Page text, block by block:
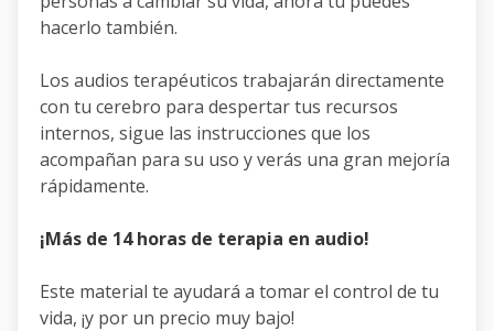
hacerlo también.
Los audios terapéuticos trabajarán directamente
con tu cerebro para despertar tus recursos
internos, sigue las instrucciones que los
acompañan para su uso y verás una gran mejoría
rápidamente.
¡Más de 14 horas de terapia en audio!
Este material te ayudará a tomar el control de tu
vida, ¡y por un precio muy bajo!